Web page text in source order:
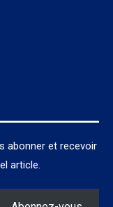
abonner et recevoir
article.